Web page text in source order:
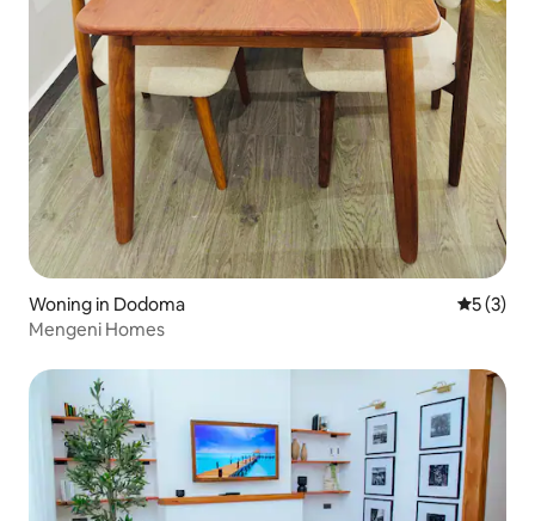
Woning in Dodoma
5 (3)
Mengeni Homes